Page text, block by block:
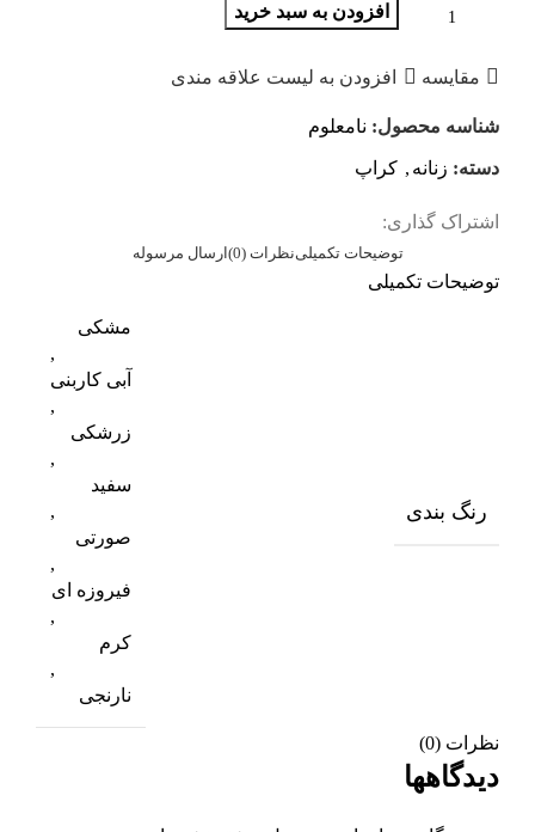
افزودن به سبد خرید
مقایسه افزودن به لیست علاقه مندی
شناسه محصول: نامعلوم
دسته: زنانه , کراپ
اشتراک گذاری:
توضیحات تکمیلینظرات (0) ارسال مرسوله
توضیحات تکمیلی
رنگ بندی
مشکی
,
آبی کاربنی
,
زرشکی
,
سفید
,
صورتی
,
فیروزه ای
,
کرم
,
نارنجی
نظرات (0)
دیدگاهها